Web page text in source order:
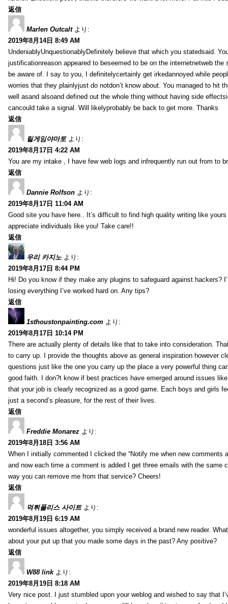
返信
Marlen Outcalt より:
2019年8月14日 8:49 AM
UndeniablyUnquestionablyDefinitely believe that which you statedsaid.
justificationreason appeared to beseemed to be on the internetnetweb
be aware of. I say to you, I definitelycertainly get irkedannoyed while
worries that they plainlyjust do notdon’t know about. You managed to hit
well asand alsoand defined out the whole thing without having side
cancould take a signal. Will likelyprobably be back to get more. Thanks
返信
릴게임야마토 より:
2019年8月17日 4:22 AM
You are my intake , I have few web logs and infrequently run out from to
返信
Dannie Rolfson より:
2019年8月17日 11:04 AM
Good site you have here.. It’s difficult to find high quality writing like
appreciate individuals like you! Take care!!
返信
우리 카지노 より:
2019年8月17日 8:44 PM
Hi! Do you know if they make any plugins to safeguard against hackers?
losing everything I’ve worked hard on. Any tips?
返信
1sthoustonpainting.com より:
2019年8月17日 10:14 PM
There are actually plenty of details like that to take into consideration.
to carry up. I provide the thoughts above as general inspiration however
questions just like the one you carry up the place a very powerful thing
good faith. I don?t know if best practices have emerged around issues
that your job is clearly recognized as a good game. Each boys and girls
just a second’s pleasure, for the rest of their lives.
返信
Freddie Monarez より:
2019年8月18日 3:56 AM
When I initially commented I clicked the “Notify me when new comments
and now each time a comment is added I get three emails with the same
way you can remove me from that service? Cheers!
返信
먹튀폴리스 사이트 より:
2019年8月19日 6:19 AM
wonderful issues altogether, you simply received a brand new reader.
about your put up that you made some days in the past? Any positive?
返信
W88 link より:
2019年8月19日 8:18 AM
Very nice post. I just stumbled upon your weblog and wished to say that